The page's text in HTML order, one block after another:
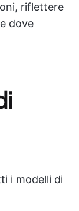
riflettere
dove
i modelli di